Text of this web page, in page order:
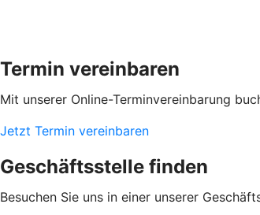
Termin vereinbaren
Mit unserer Online-Terminvereinbarung
Jetzt Termin vereinbaren
Geschäftsstelle finden
Besuchen Sie uns in einer unserer